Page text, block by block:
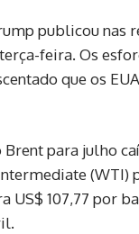
publicou nas
feira. Os
que os
para julho
(WTI)
US$ 107,77 por